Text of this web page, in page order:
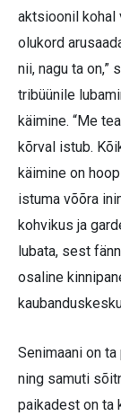
aktsioonil kohal
olukord
nii, nagu ta on,”
tribüünile
käimine. “Me
kõrval istub.
käimine on
istuma võõra
kohvikus ja
lubata, sest
osaline
Senimaani on
ning samuti
paikadest on ta